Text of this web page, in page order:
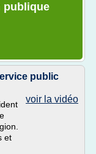
publique
public
voir la vidéo
et